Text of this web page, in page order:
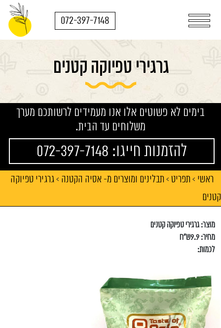
072-397-7148
גרגירי טפיוקה קטנים
בימים לא פשוטים אלו אנו מעמידים לרשותכם מערך
משלוחים עד הבית.
להזמנות חייגו: 072-397-7148
ראשי > תפריט > תבלינים ומוצרים מ- אסיה הקטנה > גרגירי טפיוקה
קטנים
מוצר: גרגירי טפיוקה קטנים
מחיר: 9.9ש"ח
לכמות: